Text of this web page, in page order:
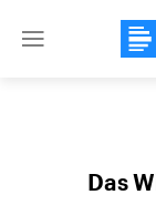
Close
Themen
Das